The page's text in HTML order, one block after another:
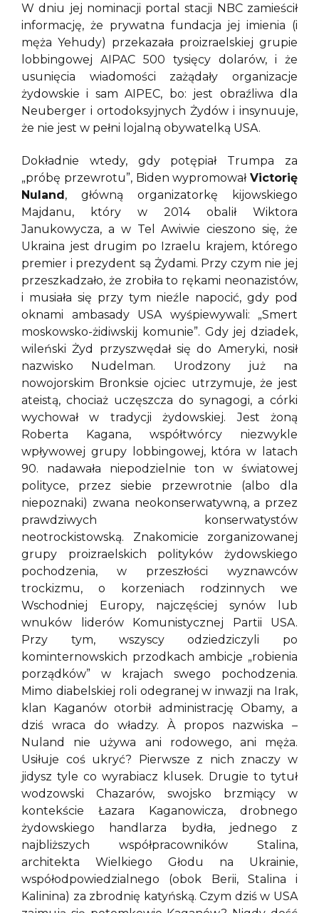
W dniu jej nominacji portal stacji NBC zamieścił
informację, że prywatna fundacja jej imienia (i
męża Yehudy) przekazała proizraelskiej grupie
lobbingowej AIPAC 500 tysięcy dolarów, i że
usunięcia wiadomości zażądały organizacje
żydowskie i sam AIPEC, bo: jest obraźliwa dla
Neuberger i ortodoksyjnych Żydów i insynuuje,
że nie jest w pełni lojalną obywatelką USA.
Dokładnie wtedy, gdy potępiał Trumpa za
„próbę przewrotu”, Biden wypromował Victorię
Nuland, główną organizatorkę kijowskiego
Majdanu, który w 2014 obalił Wiktora
Janukowycza, a w Tel Awiwie cieszono się, że
Ukraina jest drugim po Izraelu krajem, którego
premier i prezydent są Żydami. Przy czym nie jej
przeszkadzało, że zrobiła to rękami neonazistów,
i musiała się przy tym nieźle napocić, gdy pod
oknami ambasady USA wyśpiewywali: „Smert
moskowsko-żidiwskij komunie”. Gdy jej dziadek,
wileński Żyd przyszwędał się do Ameryki, nosił
nazwisko Nudelman. Urodzony już na
nowojorskim Bronksie ojciec utrzymuje, że jest
ateistą, chociaż uczęszcza do synagogi, a córki
wychował w tradycji żydowskiej. Jest żoną
Roberta Kagana, współtwórcy niezwykle
wpływowej grupy lobbingowej, która w latach
90. nadawała niepodzielnie ton w światowej
polityce, przez siebie przewrotnie (albo dla
niepoznaki) zwana neokonserwatywną, a przez
prawdziwych konserwatystów
neotrockistowską. Znakomicie zorganizowanej
grupy proizraelskich polityków żydowskiego
pochodzenia, w przeszłości wyznawców
trockizmu, o korzeniach rodzinnych we
Wschodniej Europy, najczęściej synów lub
wnuków liderów Komunistycznej Partii USA.
Przy tym, wszyscy odziedziczyli po
kominternowskich przodkach ambicje „robienia
porządków” w krajach swego pochodzenia.
Mimo diabelskiej roli odegranej w inwazji na Irak,
klan Kaganów otorbił administrację Obamy, a
dziś wraca do władzy. À propos nazwiska –
Nuland nie używa ani rodowego, ani męża.
Usiłuje coś ukryć? Pierwsze z nich znaczy w
jidysz tyle co wyrabiacz klusek. Drugie to tytuł
wodzowski Chazarów, swojsko brzmiący w
kontekście Łazara Kaganowicza, drobnego
żydowskiego handlarza bydła, jednego z
najbliższych współpracowników Stalina,
architekta Wielkiego Głodu na Ukrainie,
współodpowiedzialnego (obok Berii, Stalina i
Kalinina) za zbrodnię katyńską. Czym dziś w USA